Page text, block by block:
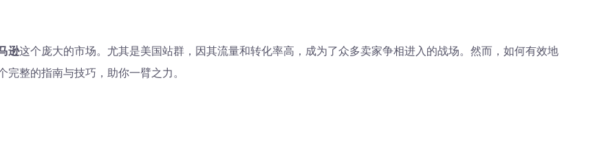
逊这个庞大的市场。尤其是美国站群，因其流量和转化率高，成为了众多卖家争相进入的战场。然而，如何有效地
整的指南与技巧，助你一臂之力。